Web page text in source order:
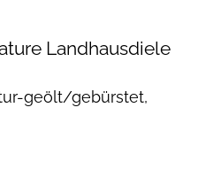
Landhausdiele
geölt/gebürstet,